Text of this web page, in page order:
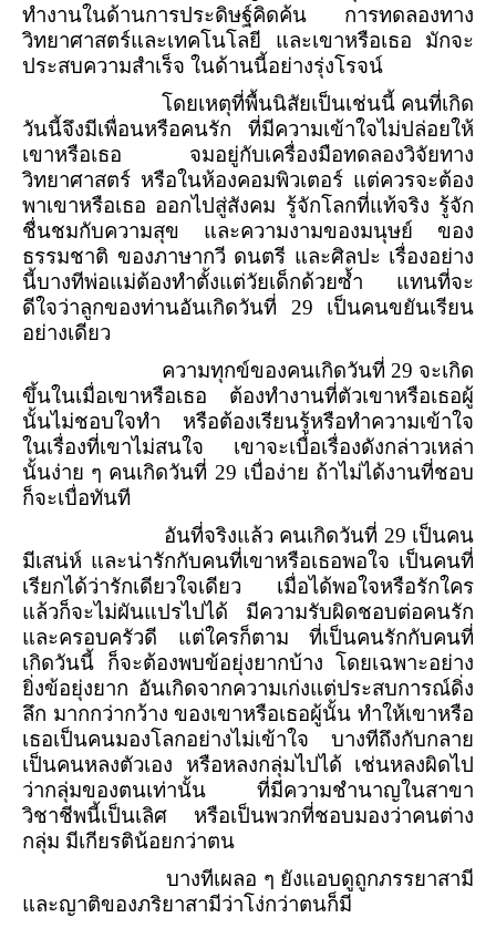
ทำงานในด้านการประดิษฐ์คิดค้น การทดลองทาง
วิทยาศาสตร์และเทคโนโลยี และเขาหรือเธอ มักจะ
ประสบความสำเร็จ ในด้านนี้อย่างรุ่งโรจน์
โดยเหตุที่พื้นนิสัยเป็นเช่นนี้ คนที่เกิด
วันนี้จึงมีเพื่อนหรือคนรัก ที่มีความเข้าใจไม่ปล่อยให้
เขาหรือเธอ จมอยู่กับเครื่องมือทดลองวิจัยทาง
วิทยาศาสตร์ หรือในห้องคอมพิวเตอร์ แต่ควรจะต้อง
พาเขาหรือเธอ ออกไปสู่สังคม รู้จักโลกที่แท้จริง รู้จัก
ชื่นชมกับความสุข และความงามของมนุษย์ ของ
ธรรมชาติ ของภาษากวี ดนตรี และศิลปะ เรื่องอย่าง
นี้บางทีพ่อแม่ต้องทำตั้งแต่วัยเด็กด้วยซ้ำ แทนที่จะ
ดีใจว่าลูกของท่านอันเกิดวันที่ 29 เป็นคนขยันเรียน
อย่างเดียว
ความทุกข์ของคนเกิดวันที่ 29 จะเกิด
ขึ้นในเมื่อเขาหรือเธอ ต้องทำงานที่ตัวเขาหรือเธอผู้
นั้นไม่ชอบใจทำ หรือต้องเรียนรู้หรือทำความเข้าใจ
ในเรื่องที่เขาไม่สนใจ เขาจะเบื่อเรื่องดังกล่าวเหล่า
นั้นง่าย ๆ คนเกิดวันที่ 29 เบื่อง่าย ถ้าไม่ได้งานที่ชอบ
ก็จะเบื่อทันที
อันที่จริงแล้ว คนเกิดวันที่ 29 เป็นคน
มีเสน่ห์ และน่ารักกับคนที่เขาหรือเธอพอใจ เป็นคนที่
เรียกได้ว่ารักเดียวใจเดียว เมื่อได้พอใจหรือรักใคร
แล้วก็จะไม่ผันแปรไปได้ มีความรับผิดชอบต่อคนรัก
และครอบครัวดี แต่ใครก็ตาม ที่เป็นคนรักกับคนที่
เกิดวันนี้ ก็จะต้องพบข้อยุ่งยากบ้าง โดยเฉพาะอย่าง
ยิ่งข้อยุ่งยาก อันเกิดจากความเก่งแต่ประสบการณ์ดิ่ง
ลึก มากกว่ากว้าง ของเขาหรือเธอผู้นั้น ทำให้เขาหรือ
เธอเป็นคนมองโลกอย่างไม่เข้าใจ บางทีถึงกับกลาย
เป็นคนหลงตัวเอง หรือหลงกลุ่มไปได้ เช่นหลงผิดไป
ว่ากลุ่มของตนเท่านั้น ที่มีความชำนาญในสาขา
วิชาชีพนี้เป็นเลิศ หรือเป็นพวกที่ชอบมองว่าคนต่าง
กลุ่ม มีเกียรติน้อยกว่าตน
บางทีเผลอ ๆ ยังแอบดูถูกภรรยาสามี
และญาติของภริยาสามีว่าโง่กว่าตนก็มี